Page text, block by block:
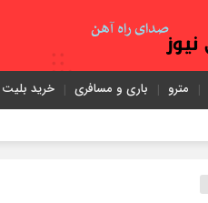
مترو باری و مسافری خرید بلیت